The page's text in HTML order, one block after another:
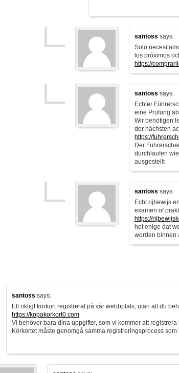
santoss says:
Solo
los próximos
https://
santoss says:
Echter
eine Prüfung
Wir benötigen
der nächsten
https://
Der
durchlaufen
ausgestellt
santoss says:
Echt rijbewijs
examen of
https://
het enige dat
worden binnen
santoss says:
Ett riktigt körkort registrerat på vår webbplats, utan att du
https://kopakorkort0.com
Vi behöver bara dina uppgifter, som vi kommer att
Körkortet måste genomgå samma registreringsprocess